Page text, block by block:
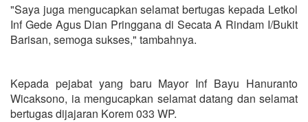
"Saya juga mengucapkan selamat bertugas kepada Letkol
Inf Gede Agus Dian Pringgana di Secata A Rindam I/Bukit
Barisan, semoga sukses," tambahnya.
Kepada pejabat yang baru Mayor Inf Bayu Hanuranto
Wicaksono, ia mengucapkan selamat datang dan selamat
bertugas dijajaran Korem 033 WP.